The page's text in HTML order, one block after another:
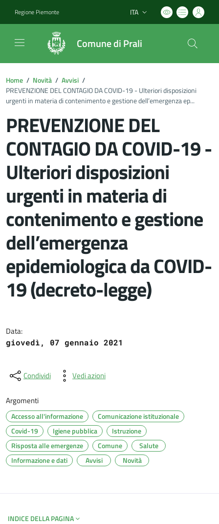
Regione Piemonte Lingua attiva:
ITA
Comune di Prali
Home / Novità / Avvisi /
PREVENZIONE DEL CONTAGIO DA COVID-19 - Ulteriori disposizioni
urgenti in materia di contenimento e gestione dell’emergenza ep...
PREVENZIONE DEL
CONTAGIO DA COVID-19 -
Ulteriori disposizioni
urgenti in materia di
contenimento e gestione
dell’emergenza
epidemiologica da COVID-
19 (decreto-legge)
Data:
giovedì, 07 gennaio 2021
Condividi Vedi azioni
Argomenti
Accesso all'informazione
Comunicazione istituzionale
Covid-19
Igiene pubblica
Istruzione
Risposta alle emergenze
Comune
Salute
Informazione e dati
Avvisi Novità
INDICE DELLA PAGINA